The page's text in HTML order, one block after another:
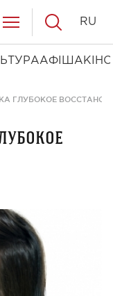
АФІША КІНО
RU
ГЛУБОКОЕ